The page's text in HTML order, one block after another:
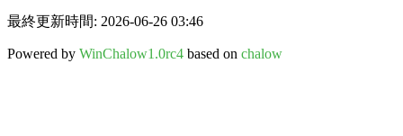
最終更新時間: 2026-06-26 03:46
Powered by WinChalow1.0rc4 based on chalow